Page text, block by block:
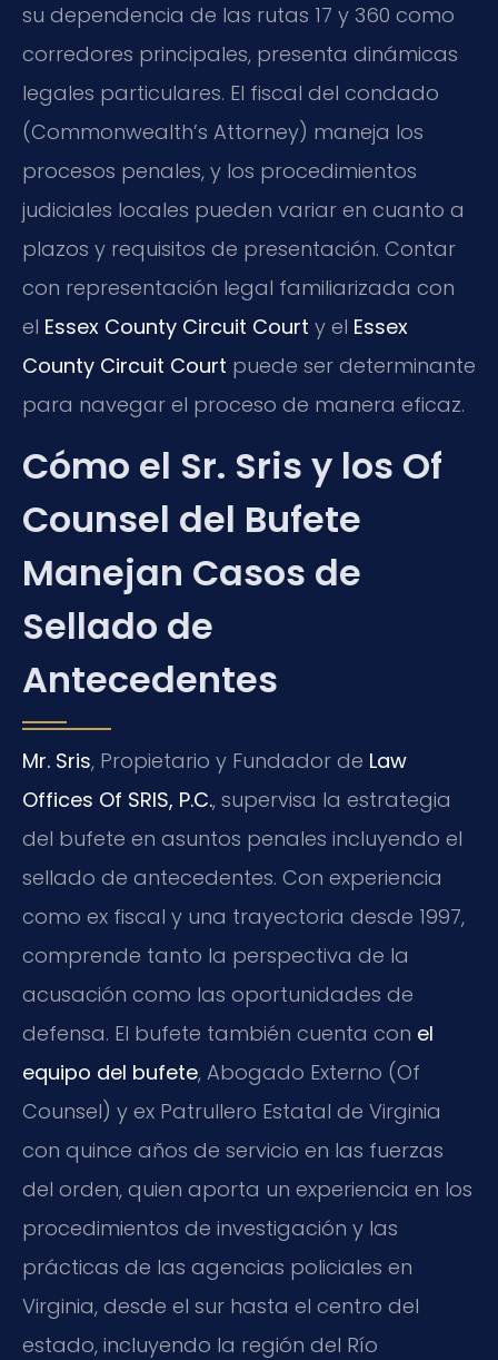
su dependencia de las rutas 17 y 360 como
corredores principales, presenta dinámicas
legales particulares. El fiscal del condado
(Commonwealth’s Attorney) maneja los
procesos penales, y los procedimientos
judiciales locales pueden variar en cuanto a
plazos y requisitos de presentación. Contar
con representación legal familiarizada con
el Essex County Circuit Court y el Essex
County Circuit Court puede ser determinante
para navegar el proceso de manera eficaz.
Cómo el Sr. Sris y los Of
Counsel del Bufete
Manejan Casos de
Sellado de
Antecedentes
Mr. Sris, Propietario y Fundador de Law
Offices Of SRIS, P.C., supervisa la estrategia
del bufete en asuntos penales incluyendo el
sellado de antecedentes. Con experiencia
como ex fiscal y una trayectoria desde 1997,
comprende tanto la perspectiva de la
acusación como las oportunidades de
defensa. El bufete también cuenta con el
equipo del bufete, Abogado Externo (Of
Counsel) y ex Patrullero Estatal de Virginia
con quince años de servicio en las fuerzas
del orden, quien aporta un experiencia en los
procedimientos de investigación y las
prácticas de las agencias policiales en
Virginia, desde el sur hasta el centro del
estado, incluyendo la región del Río